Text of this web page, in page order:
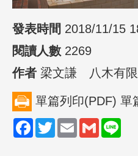
發表時間 2018/11/15
閱讀人數 2269
作者 梁文謙 八木有限
單篇列印(PDF) 單
Facebook
TwitterEmailGmail